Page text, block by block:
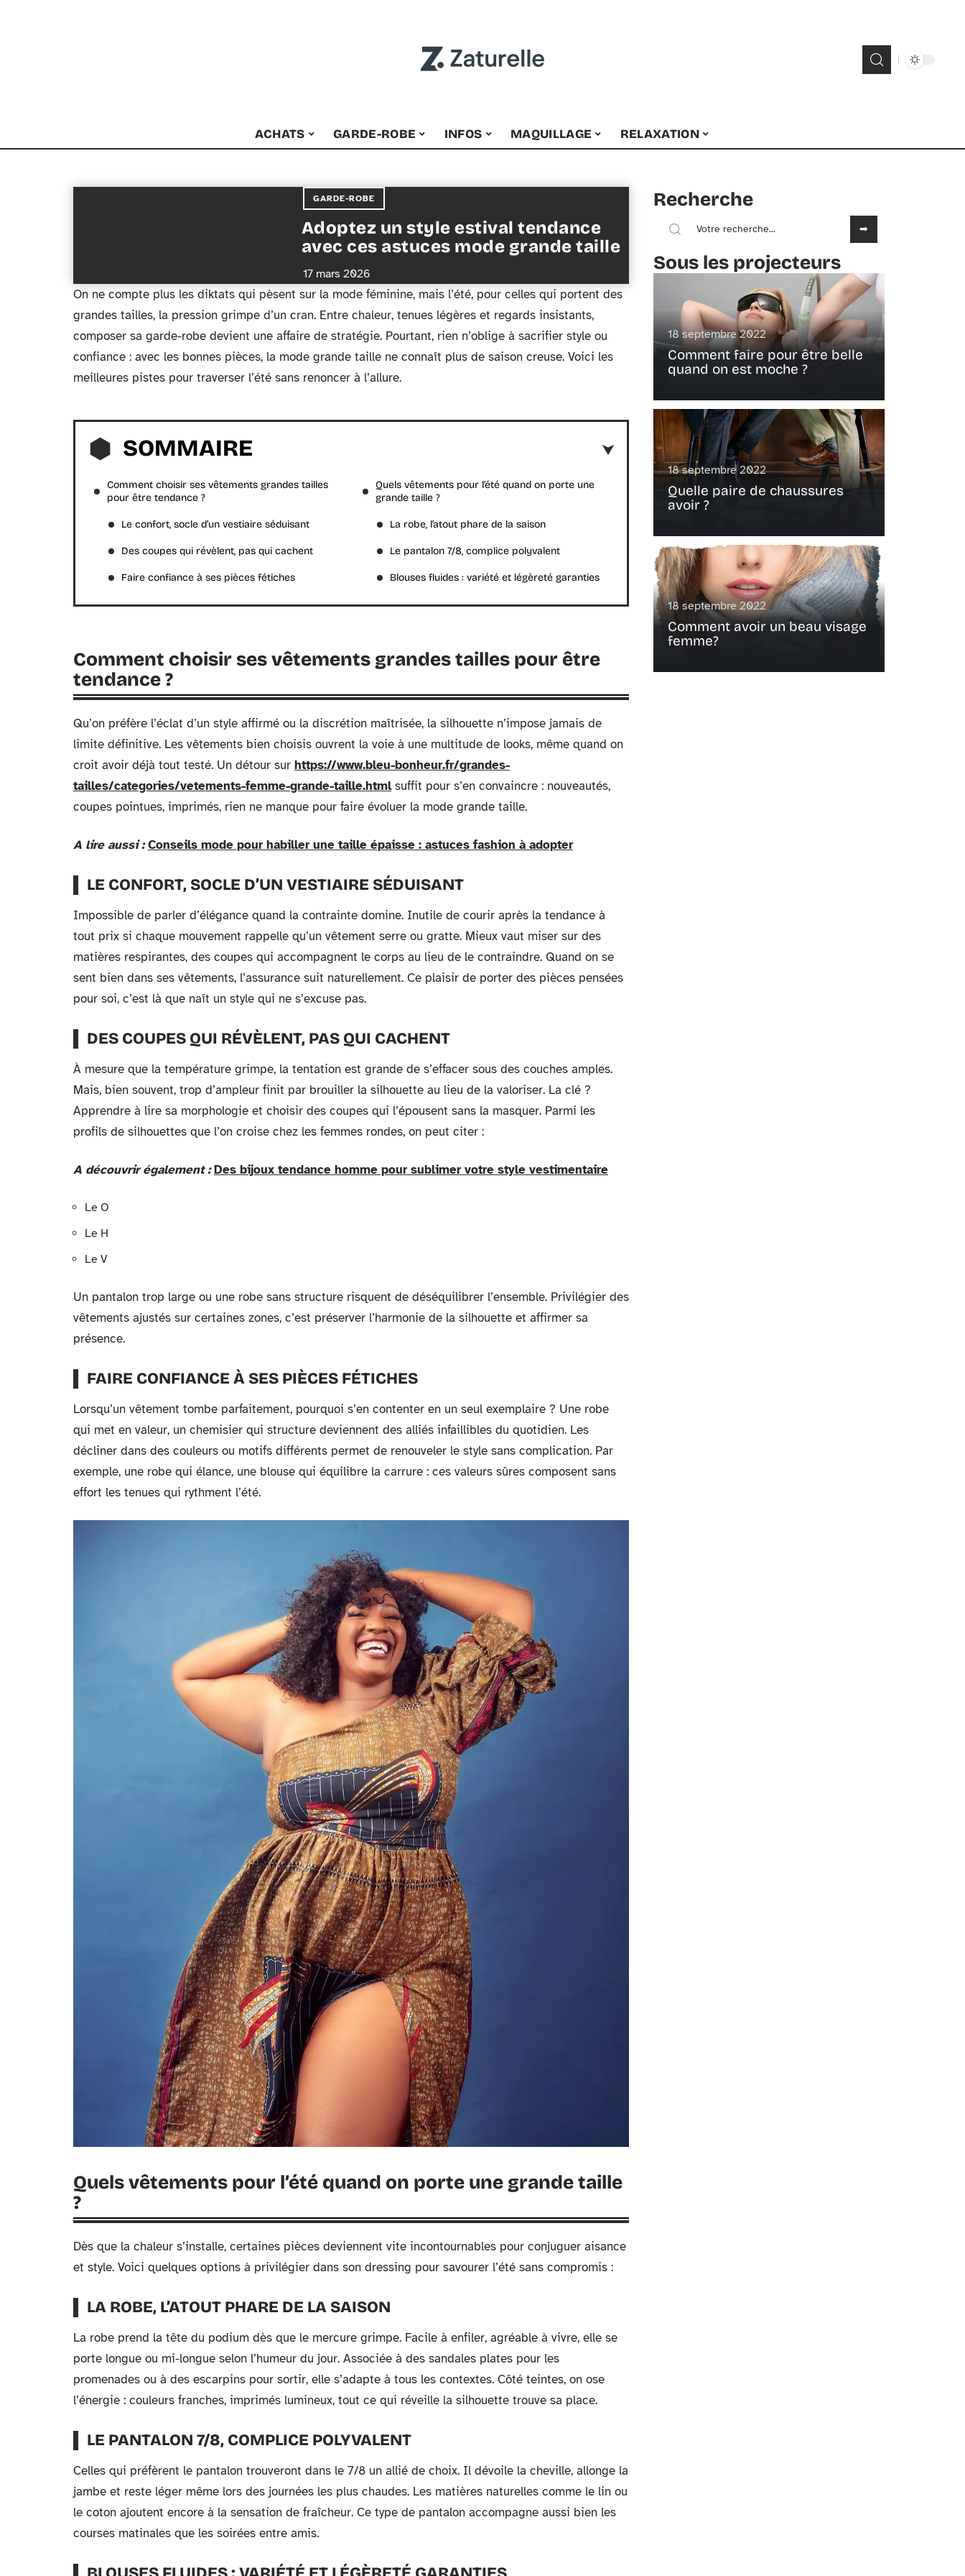
ACHATS GARDE-ROBE INFOS MAQUILLAGE RELAXATION
GARDE-ROBE
Adoptez un style estival tendance
avec ces astuces mode grande taille
17 mars 2026
On ne compte plus les diktats qui pèsent sur la mode féminine, mais l’été, pour celles qui portent des
grandes tailles, la pression grimpe d’un cran. Entre chaleur, tenues légères et regards insistants,
composer sa garde-robe devient une affaire de stratégie. Pourtant, rien n’oblige à sacrifier style ou
confiance : avec les bonnes pièces, la mode grande taille ne connaît plus de saison creuse. Voici les
meilleures pistes pour traverser l’été sans renoncer à l’allure.
SOMMAIRE
Comment choisir ses vêtements grandes tailles
pour être tendance ?
Le confort, socle d’un vestiaire séduisant
Des coupes qui révèlent, pas qui cachent
Faire confiance à ses pièces fétiches
Quels vêtements pour l’été quand on porte une
grande taille ?
La robe, l’atout phare de la saison
Le pantalon 7/8, complice polyvalent
Blouses fluides : variété et légèreté garanties
Comment choisir ses vêtements grandes tailles pour être
tendance ?
Qu’on préfère l’éclat d’un style affirmé ou la discrétion maîtrisée, la silhouette n’impose jamais de
limite définitive. Les vêtements bien choisis ouvrent la voie à une multitude de looks, même quand on
croit avoir déjà tout testé. Un détour sur https://www.bleu-bonheur.fr/grandes-
tailles/categories/vetements-femme-grande-taille.htmlsuffit pour s’en convaincre : nouveautés,
coupes pointues, imprimés, rien ne manque pour faire évoluer la mode grande taille.
A lire aussi : Conseils mode pour habiller une taille épaisse : astuces fashion à adopter
LE CONFORT, SOCLE D’UN VESTIAIRE SÉDUISANT
Impossible de parler d’élégance quand la contrainte domine. Inutile de courir après la tendance à
tout prix si chaque mouvement rappelle qu’un vêtement serre ou gratte. Mieux vaut miser sur des
matières respirantes, des coupes qui accompagnent le corps au lieu de le contraindre. Quand on se
sent bien dans ses vêtements, l’assurance suit naturellement. Ce plaisir de porter des pièces pensées
pour soi, c’est là que naît un style qui ne s’excuse pas.
DES COUPES QUI RÉVÈLENT, PAS QUI CACHENT
À mesure que la température grimpe, la tentation est grande de s’effacer sous des couches amples.
Mais, bien souvent, trop d’ampleur finit par brouiller la silhouette au lieu de la valoriser. La clé ?
Apprendre à lire sa morphologie et choisir des coupes qui l’épousent sans la masquer. Parmi les
profils de silhouettes que l’on croise chez les femmes rondes, on peut citer :
A découvrir également : Des bijoux tendance homme pour sublimer votre style vestimentaire
Le O
Le H
Le V
Un pantalon trop large ou une robe sans structure risquent de déséquilibrer l’ensemble. Privilégier des
vêtements ajustés sur certaines zones, c’est préserver l’harmonie de la silhouette et affirmer sa
présence.
FAIRE CONFIANCE À SES PIÈCES FÉTICHES
Lorsqu’un vêtement tombe parfaitement, pourquoi s’en contenter en un seul exemplaire ? Une robe
qui met en valeur, un chemisier qui structure deviennent des alliés infaillibles du quotidien. Les
décliner dans des couleurs ou motifs différents permet de renouveler le style sans complication. Par
exemple, une robe qui élance, une blouse qui équilibre la carrure : ces valeurs sûres composent sans
effort les tenues qui rythment l’été.
Quels vêtements pour l’été quand on porte une grande taille
?
Dès que la chaleur s’installe, certaines pièces deviennent vite incontournables pour conjuguer aisance
et style. Voici quelques options à privilégier dans son dressing pour savourer l’été sans compromis :
LA ROBE, L’ATOUT PHARE DE LA SAISON
La robe prend la tête du podium dès que le mercure grimpe. Facile à enfiler, agréable à vivre, elle se
porte longue ou mi-longue selon l’humeur du jour. Associée à des sandales plates pour les
promenades ou à des escarpins pour sortir, elle s’adapte à tous les contextes. Côté teintes, on ose
l’énergie : couleurs franches, imprimés lumineux, tout ce qui réveille la silhouette trouve sa place.
LE PANTALON 7/8, COMPLICE POLYVALENT
Celles qui préfèrent le pantalon trouveront dans le 7/8 un allié de choix. Il dévoile la cheville, allonge la
jambe et reste léger même lors des journées les plus chaudes. Les matières naturelles comme le lin ou
le coton ajoutent encore à la sensation de fraîcheur. Ce type de pantalon accompagne aussi bien les
courses matinales que les soirées entre amis.
Recherche
Sous les projecteurs
18 septembre 2022
Comment faire pour être belle
quand on est moche ?
18 septembre 2022
Quelle paire de chaussures
avoir ?
18 septembre 2022
Comment avoir un beau visage
femme?